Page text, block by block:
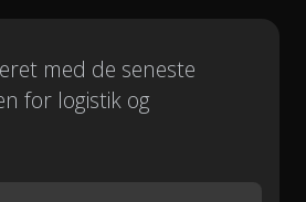
med de seneste
for logistik og